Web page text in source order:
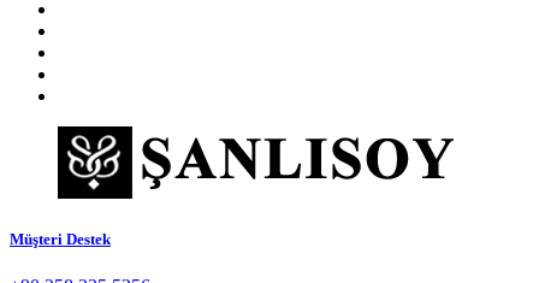
Müşteri Destek